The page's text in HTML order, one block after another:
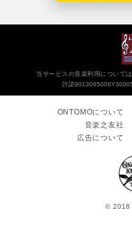
当サービスの音楽利用について
許諾
ONTOMOについて
音楽之友社
広告について
© 2018